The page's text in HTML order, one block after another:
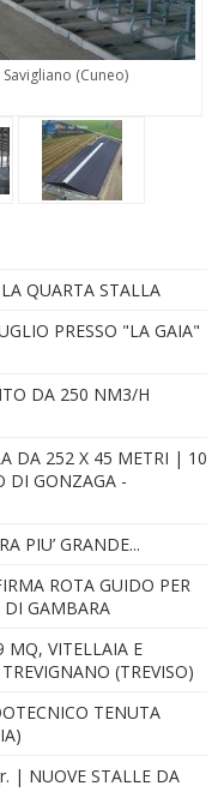
(Cuneo)
QUARTA STALLA
PRESSO "LA GAIA"
DA 250 NM3/H
DA 252 X 45 METRI | 10
DI GONZAGA -
PIU’ GRANDE...
ROTA GUIDO PER
DI GAMBARA
MQ, VITELLAIA E
(TREVISO)
TENUTA
| NUOVE STALLE DA